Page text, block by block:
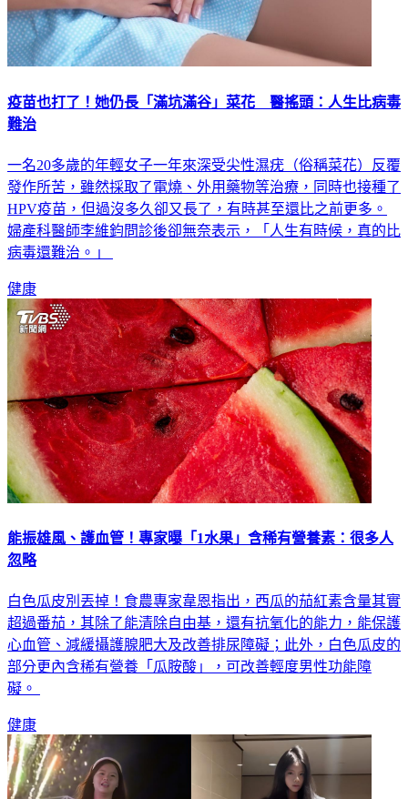
疫苗也打了！她仍長「滿坑滿谷」菜花 醫搖頭：人生比病毒
一名20多歲的年輕女子一年來深受尖性濕疣（俗稱菜花）反覆
發作所苦，雖然採取了電燒、外用藥物等治療，同時也接種了
HPV疫苗，但過沒多久卻又長了，有時甚至還比之前更多。
婦產科醫師李維鈞問診後卻無奈表示，「人生有時候，真的比
健康
能振雄風、護血管！專家曝「1水果」含稀有營養素：很多人
白色瓜皮別丟掉！食農專家韋恩指出，西瓜的茄紅素含量其實
超過番茄，其除了能清除自由基，還有抗氧化的能力，能保護
心血管、減緩攝護腺肥大及改善排尿障礙；此外，白色瓜皮的
部分更內含稀有營養「瓜胺酸」，可改善輕度男性功能障
健康